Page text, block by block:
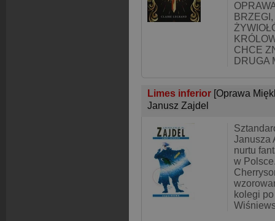
CHCE
DRUGA
Limes inferior [Oprawa
Janusz Zajdel
Janusza
nurtu
w
kolegi